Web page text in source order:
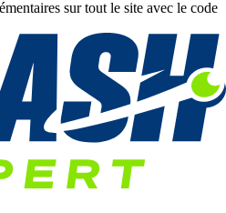
sur tout le site avec le code